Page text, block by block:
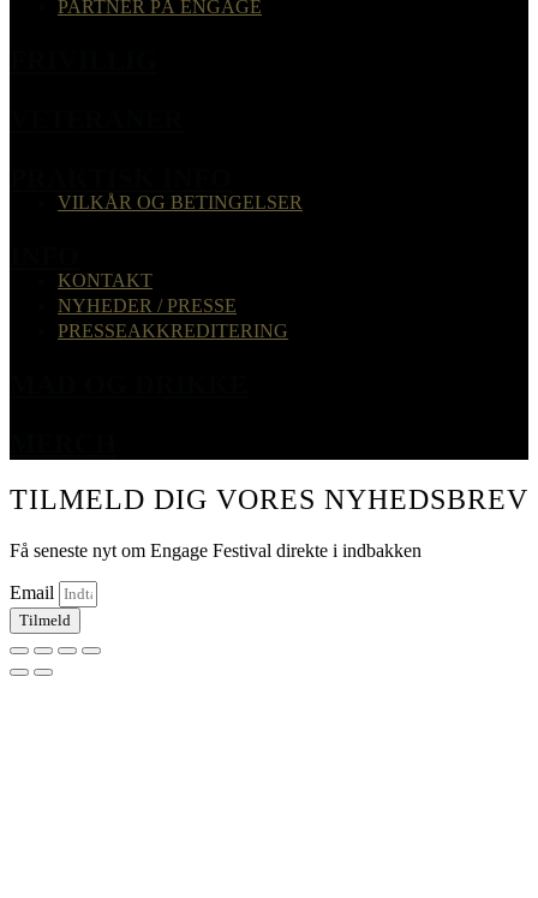
PARTNER PÅ ENGAGE
VILKÅR OG BETINGELSER
KONTAKT
NYHEDER / PRESSE
PRESSEAKKREDITERING
TILMELD DIG VORES NYHEDSBREV
Få seneste nyt om Engage Festival direkte i indbakken
Email
Tilmeld